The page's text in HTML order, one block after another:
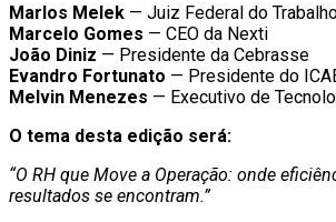
Marlos Melek — Juiz Federal do
Marcelo Gomes — CEO da Nexti
João Diniz — Presidente da Cebrasse
Evandro Fortunato — Presidente do
Melvin Menezes — Executivo de
O tema desta edição será:
“O RH que Move a Operação: onde
resultados se encontram.”